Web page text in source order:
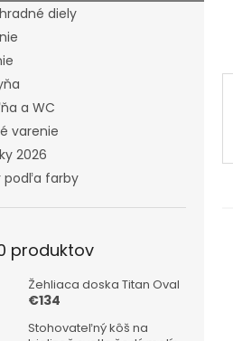
diely
a WC
varenie
2026
podľa farby
produktov
Žehliaca doska Titan Oval
€134
Stohovateľný kôš na